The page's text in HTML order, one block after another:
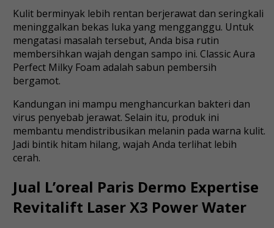
Kulit berminyak lebih rentan berjerawat dan seringkali
meninggalkan bekas luka yang mengganggu. Untuk
mengatasi masalah tersebut, Anda bisa rutin
membersihkan wajah dengan sampo ini. Classic Aura
Perfect Milky Foam adalah sabun pembersih
bergamot.
Kandungan ini mampu menghancurkan bakteri dan
virus penyebab jerawat. Selain itu, produk ini
membantu mendistribusikan melanin pada warna kulit.
Jadi bintik hitam hilang, wajah Anda terlihat lebih
cerah.
Jual L’oreal Paris Dermo Expertise
Revitalift Laser X3 Power Water